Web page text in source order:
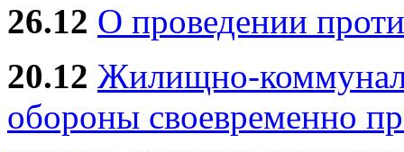
26.12 О проведении
20.12 Жилищно-
обороны своевременно